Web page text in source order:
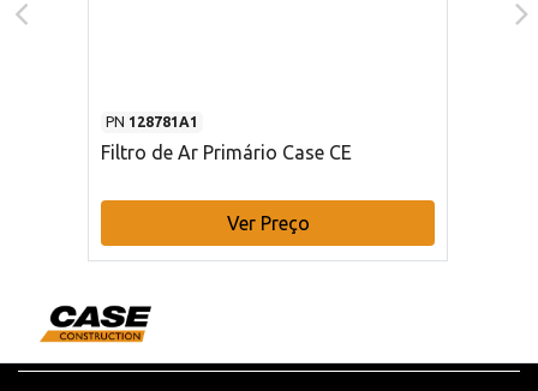
PN 128781A1
Filtro de Ar Primário Case CE
Ver Preço